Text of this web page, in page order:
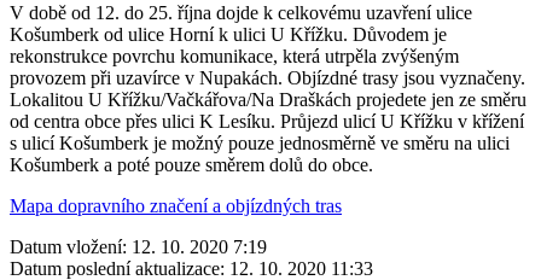
V době od 12. do 25. října dojde k celkovému uzavření ulice
Košumberk od ulice Horní k ulici U Křížku. Důvodem je
rekonstrukce povrchu komunikace, která utrpěla zvýšeným
provozem při uzavírce v Nupakách. Objízdné trasy jsou vyznačeny.
Lokalitou U Křížku/Vačkářova/Na Draškách projedete jen ze směru
od centra obce přes ulici K Lesíku. Průjezd ulicí U Křížku v křížení
s ulicí Košumberk je možný pouze jednosměrně ve směru na ulici
Košumberk a poté pouze směrem dolů do obce.
Mapa dopravního značení a objízdných tras
Datum vložení: 12. 10. 2020 7:19
Datum poslední aktualizace: 12. 10. 2020 11:33